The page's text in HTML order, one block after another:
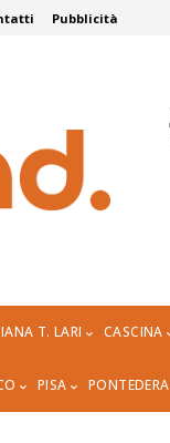
Pubblicità
T. LARI CASCINA
PISA PONTEDERA